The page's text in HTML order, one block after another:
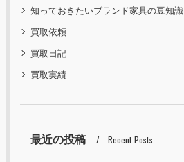
知っておきたいブランド家具の豆知識
買取依頼
買取日記
買取実績
最近の投稿 Recent Posts